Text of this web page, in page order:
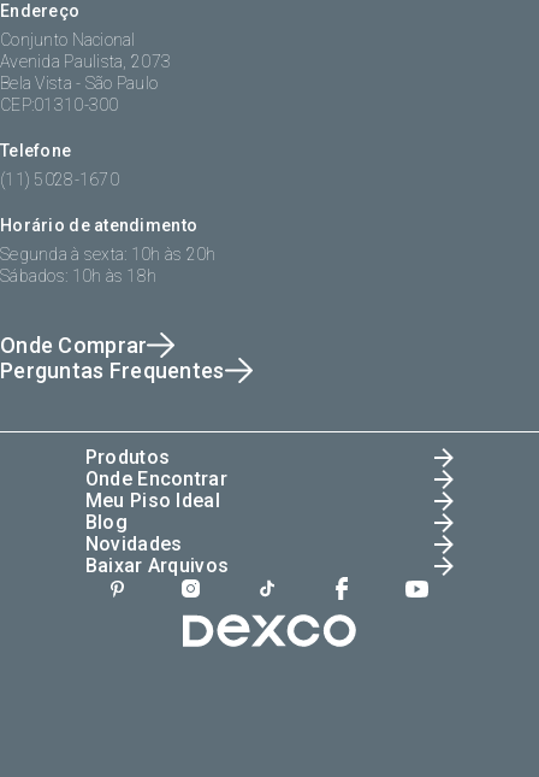
Endereço
Conjunto Nacional
Avenida Paulista, 2073
Bela Vista - São Paulo
CEP:01310-300
Telefone
(11) 5028-1670
Horário de atendimento
Segunda à sexta: 10h às 20h
Sábados: 10h às 18h
Onde Comprar
Perguntas Frequentes
Produtos
Onde Encontrar
Meu Piso Ideal
Blog
Novidades
Baixar Arquivos